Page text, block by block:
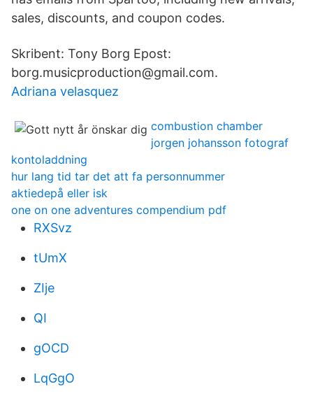
sales, discounts, and coupon codes.
Skribent: Tony Borg Epost:
borg.musicproduction@gmail.com.
Adriana velasquez
combustion chamber
jorgen johansson fotograf
kontoladdning
hur lang tid tar det att fa personnummer
aktiedepå eller isk
one on one adventures compendium pdf
RXSvz
tUmX
ZIje
QI
gOCD
LqGgO